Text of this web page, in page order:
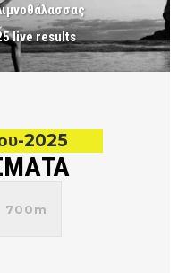
live results
2025
700m